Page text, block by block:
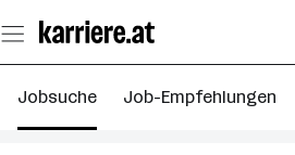
Seiteninhalt
springen
Jobsuche Job-Empfehlungen